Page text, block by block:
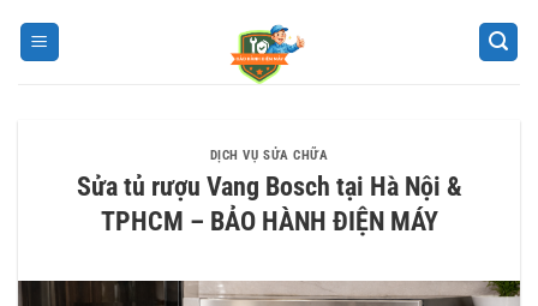
DỊCH VỤ SỬA CHỮA
Sửa tủ rượu Vang Bosch tại Hà Nội &
TPHCM – BẢO HÀNH ĐIỆN MÁY